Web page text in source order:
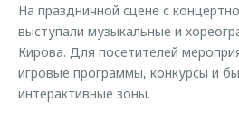
Запчасти
На праздничной сцене с
выступали музыкальные и
Кирова. Для посетителей
игровые программы, конкурсы и
интерактивные зоны.